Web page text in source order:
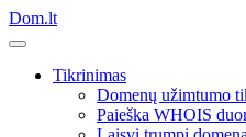
Dom.lt
Tikrinimas
Domenų užimtumo
Paieška WHOIS